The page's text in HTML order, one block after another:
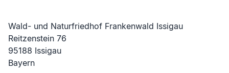
Wald- und Naturfriedhof Frankenwald Issigau
Reitzenstein 76
95188 Issigau
Bayern